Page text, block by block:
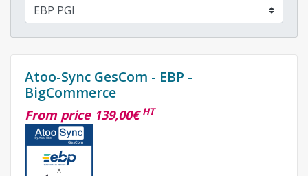
Atoo-Sync GesCom - EBP -
BigCommerce
From price 139,00€HT